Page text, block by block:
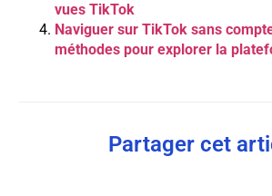
vues TikTok
Naviguer sur TikTok sans
méthodes pour explorer la
Partager cet